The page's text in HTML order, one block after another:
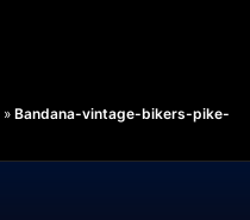
» Bandana-vintage-bikers-pike-